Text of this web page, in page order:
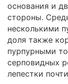
основания и
стороны.
несколькими
доля также
пурпурными
серповидных
лепестки